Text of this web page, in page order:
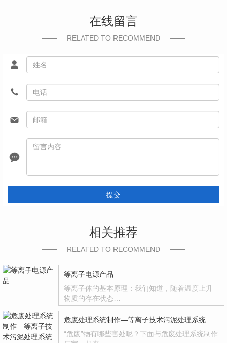
在线留言
RELATED TO RECOMMEND
提交
相关推荐
RELATED TO RECOMMEND
等离子电源产品
等离子体的基本原理：我们知道，随着温度上升
物质的存在状态…
危废处理系统制作—等离子技术污泥处理系统
“危废”物有哪些害处呢？下面与危废处理系统制作